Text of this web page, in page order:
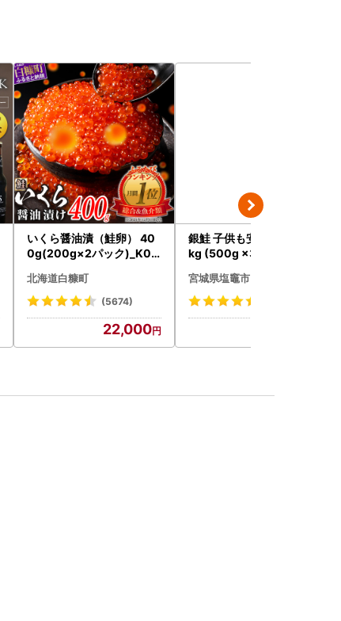
いくら醤油漬（鮭卵） 40
0g(200g×2パック)_K02
北海道白糠町
(5674)
22,000
銀鮭 子供も安心 骨取り 1.5
kg (500g ×3パック) 鮭
宮城県塩竈市